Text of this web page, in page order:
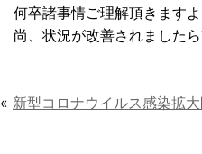
何卒諸事情ご理解頂きます
尚、状況が改善されました
« 新型コロナウイルス感染拡